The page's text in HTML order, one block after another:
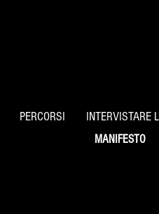
PERCORSI INTERVISTARE
MANIFESTO